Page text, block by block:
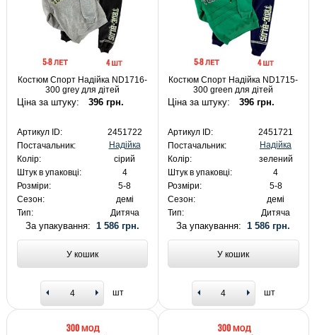
Костюм Спорт Надійка ND1716-
300 grey для дітей
Ціна за штуку: 396 грн.
Артикул ID:
2451722
Постачальник:
Надійка
Колір:
сірий
Штук в упаковці:
4
Розміри:
5-8
Сезон:
демі
Тип:
Дитяча
За упакування: 1 586 грн.
У кошик
шт
Костюм Спорт Надійка ND1715-
300 green для дітей
Ціна за штуку: 396 грн.
Артикул ID:
2451721
Постачальник:
Надійка
Колір:
зелений
Штук в упаковці:
4
Розміри:
5-8
Сезон:
демі
Тип:
Дитяча
За упакування:1 586 грн.
У кошик
шт